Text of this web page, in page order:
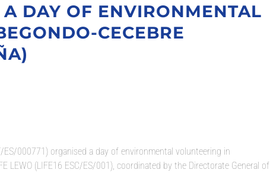
DAY OF ENVIRONMENTAL
CECEBRE
ES/000771) organised a day of environmental volunteering in
(LIFE16 ESC/ES/001), coordinated by the Directorate General of